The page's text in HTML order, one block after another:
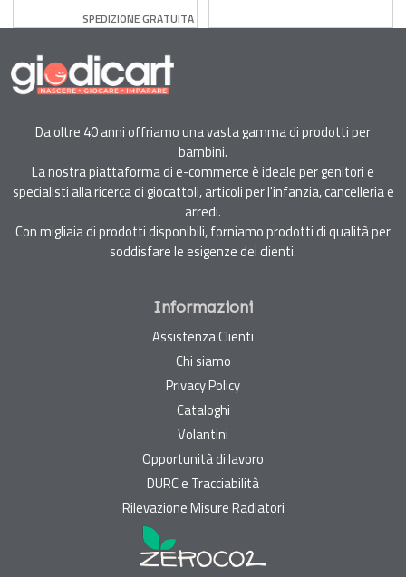
Senza Pedali
SPEDIZIONE GRATUITA
Da oltre 40 anni offriamo una vasta gamma di prodotti per
bambini.
La nostra piattaforma di e-commerce è ideale per genitori e
specialisti alla ricerca di giocattoli, articoli per l'infanzia, cancelleria e
arredi.
Con migliaia di prodotti disponibili, forniamo prodotti di qualità per
soddisfare le esigenze dei clienti.
Informazioni
Assistenza Clienti
Chi siamo
Privacy Policy
Cataloghi
Volantini
Opportunità di lavoro
DURC e Tracciabilità
Rilevazione Misure Radiatori